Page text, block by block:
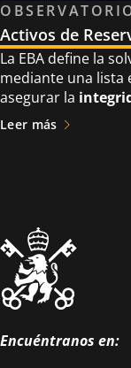
Activos de
La EBA define la
mediante una lista
asegurar la
Leer más
Encuéntranos en: